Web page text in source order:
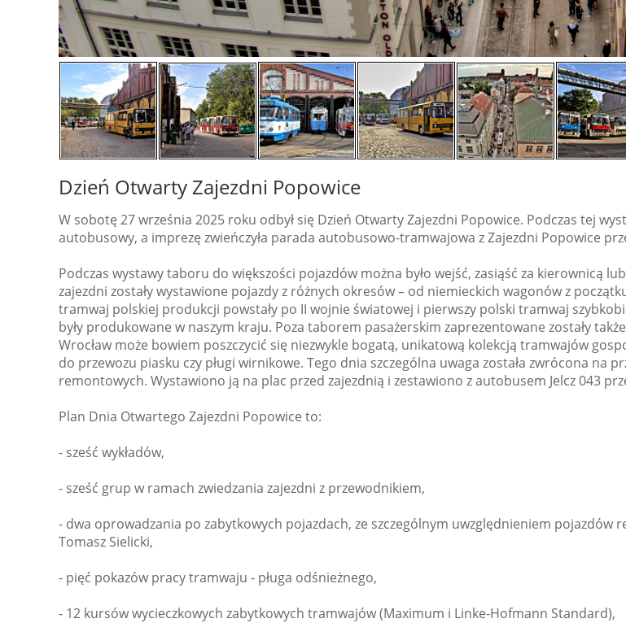
Dzień Otwarty Zajezdni Popowice
W sobotę 27 września 2025 roku odbył się Dzień Otwarty Zajezdni Popowice. Podczas tej
autobusowy, a imprezę zwieńczyła parada autobusowo-tramwajowa z Zajezdni Popowice
Podczas wystawy taboru do większości pojazdów można było wejść, zasiąść za kierownicą
zajezdni zostały wystawione pojazdy z różnych okresów – od niemieckich wagonów z
tramwaj polskiej produkcji powstały po II wojnie światowej i pierwszy polski tramwaj
były produkowane w naszym kraju. Poza taborem pasażerskim zaprezentowane zostały
Wrocław może bowiem poszczycić się niezwykle bogatą, unikatową kolekcją tramwajów
do przewozu piasku czy pługi wirnikowe. Tego dnia szczególna uwaga została zwrócona na
remontowych. Wystawiono ją na plac przed zajezdnią i zestawiono z autobusem Jelcz 043
Plan Dnia Otwartego Zajezdni Popowice to:
- sześć wykładów,
- sześć grup w ramach zwiedzania zajezdni z przewodnikiem,
- dwa oprowadzania po zabytkowych pojazdach, ze szczególnym uwzględnieniem
Tomasz Sielicki,
- pięć pokazów pracy tramwaju - pługa odśnieżnego,
- 12 kursów wycieczkowych zabytkowych tramwajów (Maximum i Linke-Hofmann Standard),